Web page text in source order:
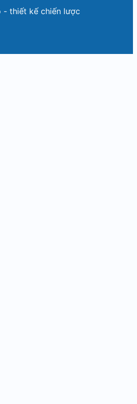
- thiết kế chiến lược